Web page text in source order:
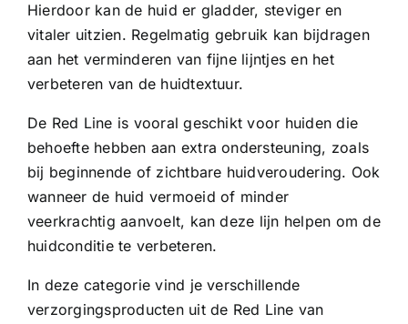
Hierdoor kan de huid er gladder, steviger en
vitaler uitzien. Regelmatig gebruik kan bijdragen
aan het verminderen van fijne lijntjes en het
verbeteren van de huidtextuur.
De Red Line is vooral geschikt voor huiden die
behoefte hebben aan extra ondersteuning, zoals
bij beginnende of zichtbare huidveroudering. Ook
wanneer de huid vermoeid of minder
veerkrachtig aanvoelt, kan deze lijn helpen om de
huidconditie te verbeteren.
In deze categorie vind je verschillende
verzorgingsproducten uit de Red Line van